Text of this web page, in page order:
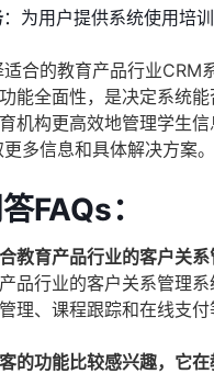
：为用户提供系统使用培
合的教育产品行业CRM
能全面性，是决定系统
机构更高效地管理学生
多信息和具体解决方案。
FAQs：
教育产品行业的客户关
品行业的客户关系管理
理、课程跟踪和在线支
的功能比较感兴趣，它在